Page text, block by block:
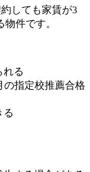
しても家賃が3
件です。
れる
の指定校推薦合格
る